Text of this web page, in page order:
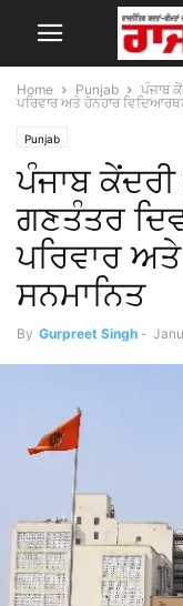
Home Punjab
ਪੰਜਾਬ
ਪਰਿਵਾਰ ਅਤੇ ਹੋਨਹਾਰ
Punjab
ਪੰਜਾਬ ਕੇਂਦਰੀ
ਗਣਤੰਤਰ
ਪਰਿਵਾਰ
ਸਨਮਾਨਿਤ
By Gurpreet Singh -